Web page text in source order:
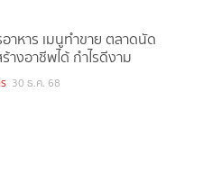
าหาร เมนูทำขาย ตลาดนัด
างอาชีพได้ กำไรดีงาม
30 ธ.ค. 68